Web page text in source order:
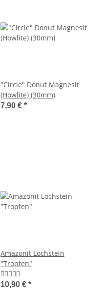
"Circle" Donut Magnesit
(Howlite) (30mm)
7,90 € *
Amazonit Lochstein
"Tropfen"
10,90 € *